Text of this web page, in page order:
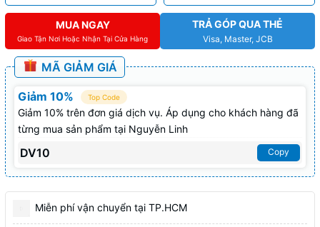
MUA NGAY
Giao Tận Nơi Hoặc Nhận Tại Cửa Hàng
TRẢ GÓP QUA THẺ
Visa, Master, JCB
MÃ GIẢM GIÁ
Giảm 10% Top Code
Giảm 10% trên đơn giá dịch vụ. Áp dụng cho khách hàng đã
từng mua sản phẩm tại Nguyễn Linh
DV10 Copy
Miễn phí vận chuyển tại TP.HCM